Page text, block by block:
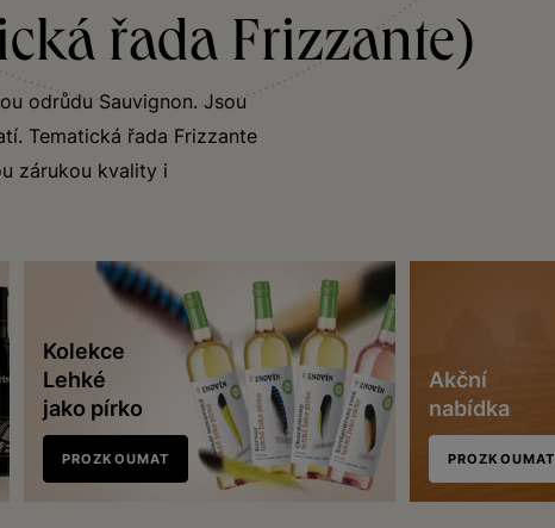
řada Frizzante)
odrůdu Sauvignon. Jsou
Tematická řada Frizzante
zárukou kvality i
Kolekce
Lehké
jako pírko
PROZKOUMAT
Akční
nabídka
PROZKOUMAT